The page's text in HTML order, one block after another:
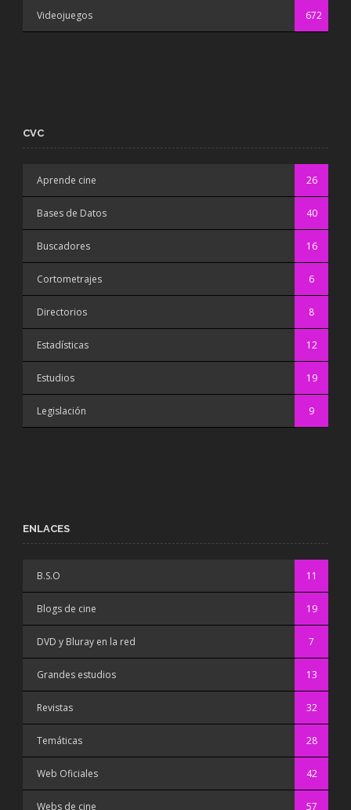
Videojuegos 672
CVC
Aprende cine 26
Bases de Datos 40
Buscadores 16
Cortometrajes 6
Directorios 8
Estadísticas 12
Estudios 19
Legislación 9
ENLACES
B.S.O 11
Blogs de cine 19
DVD y Bluray en la red 7
Grandes estudios 13
Revistas 32
Temáticas 28
Web Oficiales 42
Webs de cine 57